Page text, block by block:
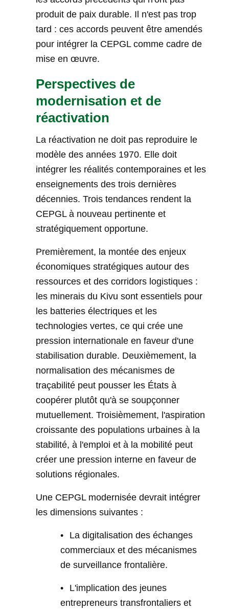
produit de paix durable. Il n'est pas trop
tard : ces accords peuvent être amendés
pour intégrer la CEPGL comme cadre de
mise en œuvre.
Perspectives de
modernisation et de
réactivation
La réactivation ne doit pas reproduire le
modèle des années 1970. Elle doit
intégrer les réalités contemporaines et les
enseignements des trois dernières
décennies. Trois tendances rendent la
CEPGL à nouveau pertinente et
stratégiquement opportune.
Premièrement, la montée des enjeux
économiques stratégiques autour des
ressources et des corridors logistiques :
les minerais du Kivu sont essentiels pour
les batteries électriques et les
technologies vertes, ce qui crée une
pression internationale en faveur d'une
stabilisation durable. Deuxièmement, la
normalisation des mécanismes de
traçabilité peut pousser les États à
coopérer plutôt qu'à se soupçonner
mutuellement. Troisièmement, l'aspiration
croissante des populations urbaines à la
stabilité, à l'emploi et à la mobilité peut
créer une pression interne en faveur de
solutions régionales.
Une CEPGL modernisée devrait intégrer
les dimensions suivantes :
•
La digitalisation des échanges
commerciaux et des mécanismes
de surveillance frontalière.
•
L'implication des jeunes
entrepreneurs transfrontaliers et